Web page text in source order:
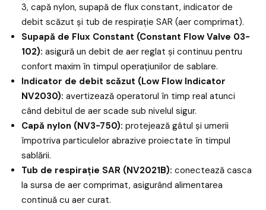
3, capă nylon, supapă de flux constant, indicator de
debit scăzut și tub de respirație SAR (aer comprimat).
Supapă de Flux Constant (Constant Flow Valve 03-
102): asigură un debit de aer reglat și continuu pentru
confort maxim în timpul operațiunilor de sablare.
Indicator de debit scăzut (Low Flow Indicator
NV2030): avertizează operatorul în timp real atunci
când debitul de aer scade sub nivelul sigur.
Capă nylon (NV3-750): protejează gâtul și umerii
împotriva particulelor abrazive proiectate în timpul
sablării.
Tub de respirație SAR (NV2021B): conectează casca
la sursa de aer comprimat, asigurând alimentarea
continuă cu aer curat.